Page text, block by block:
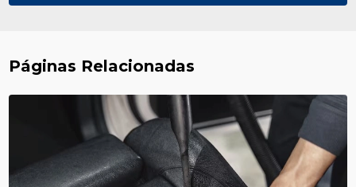
Páginas Relacionadas